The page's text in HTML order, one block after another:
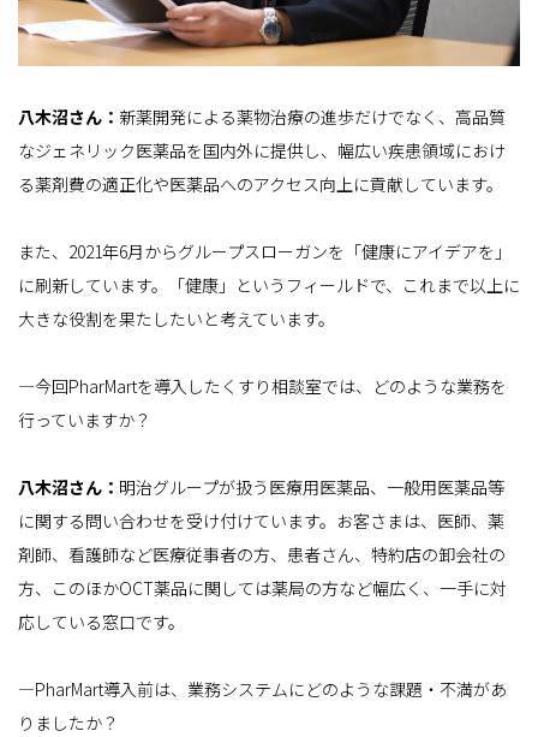
八木沼さん： 新薬開発による薬物治療の進歩だけでなく、高品質
なジェネリック医薬品を国内外に提供し、幅広い疾患領域におけ
る薬剤費の適正化や医薬品へのアクセス向上に貢献しています。
また、2021年6月からグループスローガンを「健康にアイデアを」
に刷新しています。「健康」というフィールドで、これまで以上に
大きな役割を果たしたいと考えています。
―今回PharMartを導入したくすり相談室では、どのような業務を
行っていますか？
八木沼さん： 明治グループが扱う医療用医薬品、一般用医薬品等
に関する問い合わせを受け付けています。お客さまは、医師、薬
剤師、看護師など医療従事者の方、患者さん、特約店の卸会社の
方、このほかOCT薬品に関しては薬局の方など幅広く、一手に対
応している窓口です。
―PharMart導入前は、業務システムにどのような課題・不満があ
りましたか？